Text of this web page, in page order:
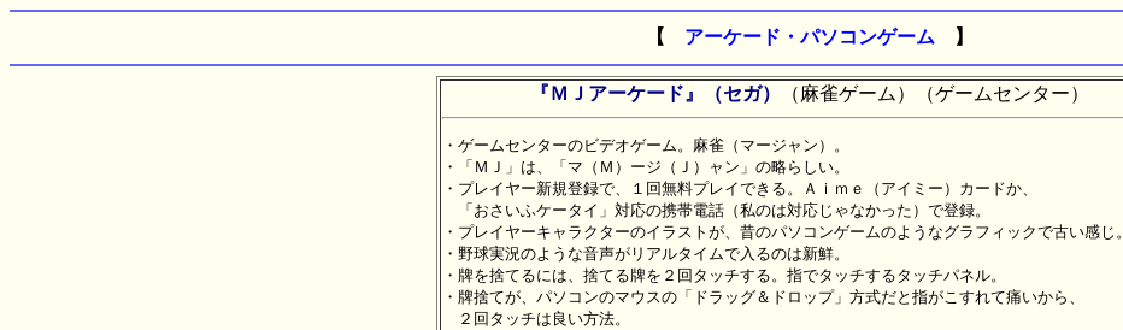
【 アーケード・パソコンゲーム 】
『ＭＪアーケード』（セガ） （麻雀ゲーム）（ゲームセンター）
・ゲームセンターのビデオゲーム。麻雀（マージャン）。
・「ＭＪ」は、「マ（Ｍ）ージ（Ｊ）ャン」の略らしい。
・プレイヤー新規登録で、１回無料プレイできる。Ａｉｍｅ（アイミー）カードか、
「おさいふケータイ」対応の携帯電話（私のは対応じゃなかった）で登録。
・プレイヤーキャラクターのイラストが、昔のパソコンゲームのようなグラフィックで古い感じ。
・野球実況のような音声がリアルタイムで入るのは新鮮。
・牌を捨てるには、捨てる牌を２回タッチする。指でタッチするタッチパネル。
・牌捨てが、パソコンのマウスの「ドラッグ＆ドロップ」方式だと指がこすれて痛いから、
２回タッチは良い方法。